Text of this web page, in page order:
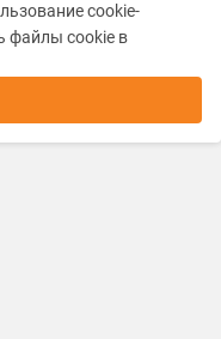
cookie-
файлы cookie в